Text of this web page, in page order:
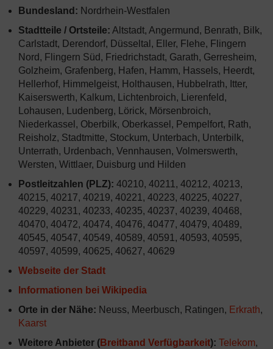
Bundesland: Nordrhein-Westfalen
Stadtteile / Ortsteile: Altstadt, Angermund, Benrath, Bilk,
Carlstadt, Derendorf, Düsseltal, Eller, Flehe, Flingern
Nord, Flingern Süd, Friedrichstadt, Garath, Gerresheim,
Golzheim, Grafenberg, Hafen, Hamm, Hassels, Heerdt,
Hellerhof, Himmelgeist, Holthausen, Hubbelrath, Itter,
Kaiserswerth, Kalkum, Lichtenbroich, Lierenfeld,
Lohausen, Ludenberg, Lörick, Mörsenbroich,
Niederkassel, Oberbilk, Oberkassel, Pempelfort, Rath,
Reisholz, Stadtmitte, Stockum, Unterbach, Unterbilk,
Unterrath, Urdenbach, Vennhausen, Volmerswerth,
Wersten, Wittlaer, Duisburg und Hilden
Postleitzahlen (PLZ): 40210, 40211, 40212, 40213,
40215, 40217, 40219, 40221, 40223, 40225, 40227,
40229, 40231, 40233, 40235, 40237, 40239, 40468,
40470, 40472, 40474, 40476, 40477, 40479, 40489,
40545, 40547, 40549, 40589, 40591, 40593, 40595,
40597, 40599, 40625, 40627, 40629
Webseite der Stadt
Informationen bei Wikipedia
Orte in der Nähe: Neuss, Meerbusch, Ratingen, Erkrath,
Kaarst
Weitere Anbieter (Breitband Verfügbarkeit): Telekom,